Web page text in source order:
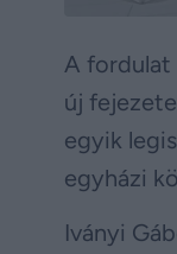
A fordulat
új
egyik
egyházi
Iványi